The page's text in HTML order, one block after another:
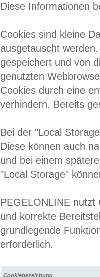
Diese Informationen
Cookies sind kleine
ausgetauscht
gespeichert und von
genutzten
Cookies durch eine
verhindern. Bereits
Bei der "Local
Diese können auch
und bei einem
"Local Storage"
PEGELONLINE nutzt
und korrekte
grundlegende
erforderlich.
Cookiebezeichung